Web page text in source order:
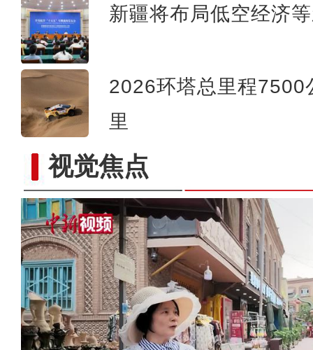
新疆将布局低空经济
2026环塔总里程7500
里
视觉焦点
在舞台乘风破浪的维妮娜，说